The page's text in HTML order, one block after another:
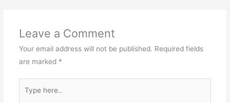
Leave a Comment
Your email address will not be published. Required fields
are marked *
here..